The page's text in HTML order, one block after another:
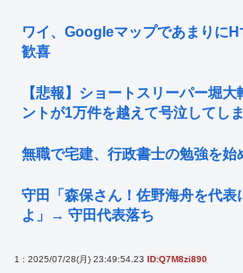
ワイ、Googleマップであまりに
歓喜
【悲報】ショートスリーパー堀
ントが1万件を越えて号泣してし
無職で宅建、行政書士の勉強を始
守田「森保さん！佐野海舟を代表
よ」→ 守田代表落ち
1 : 2025/07/28(月) 23:49:54.23 ID:Q7M8zi890